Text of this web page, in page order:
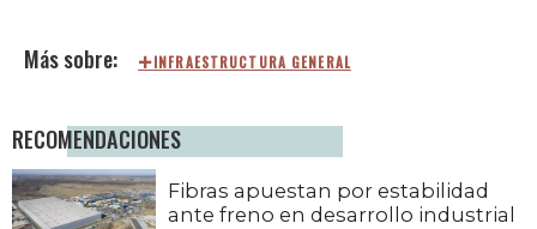
INFRAESTRUCTURA GENERAL
RECOMENDACIONES
Fibras apuestan por estabilidad
ante freno en desarrollo industrial